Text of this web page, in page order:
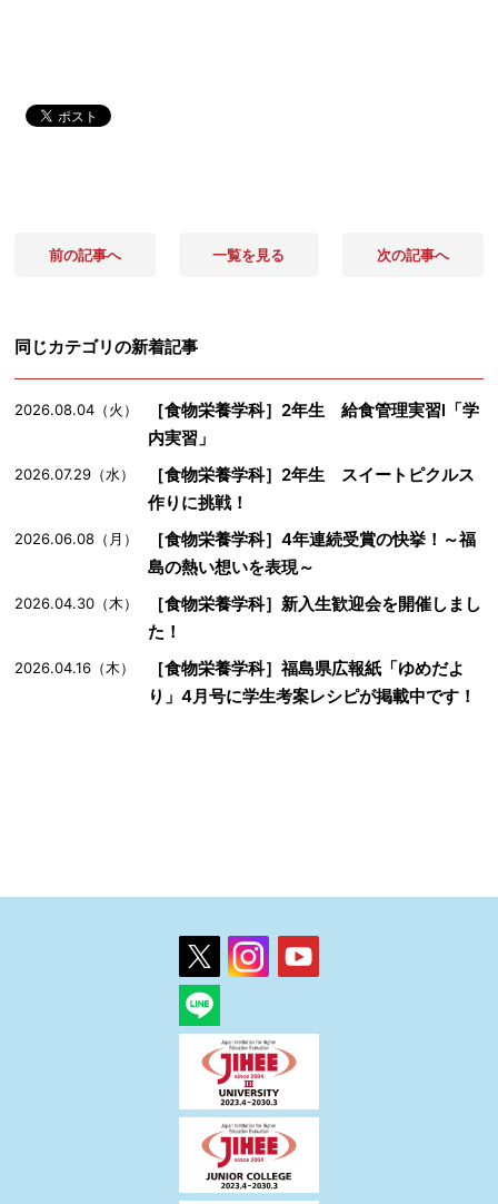
前の記事へ 一覧を見る 次の記事へ
同じカテゴリの新着記事
2026.08.04（火）
［食物栄養学科］2年生 給食管理実習Ⅰ「学
内実習」
2026.07.29（水）
［食物栄養学科］2年生 スイートピクルス
作りに挑戦！
2026.06.08（月）
［食物栄養学科］4年連続受賞の快挙！～福
島の熱い想いを表現～
2026.04.30（木）
［食物栄養学科］新入生歓迎会を開催しまし
た！
2026.04.16（木）
［食物栄養学科］福島県広報紙「ゆめだよ
り」4月号に学生考案レシピが掲載中です！